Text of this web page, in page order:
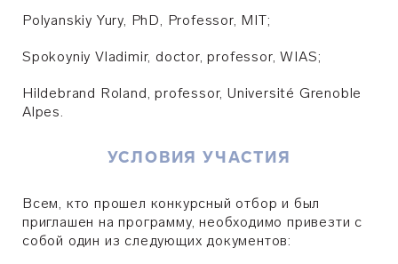
Polyanskiy Yury, PhD, Professor, MIT;
Spokoyniy Vladimir, doctor, professor, WIAS;
Hildebrand Roland, professor, Université Grenoble
Alpes.
УСЛОВИЯ УЧАСТИЯ
Всем, кто прошел конкурсный отбор и был
приглашен на программу, необходимо привезти с
собой один из следующих документов: